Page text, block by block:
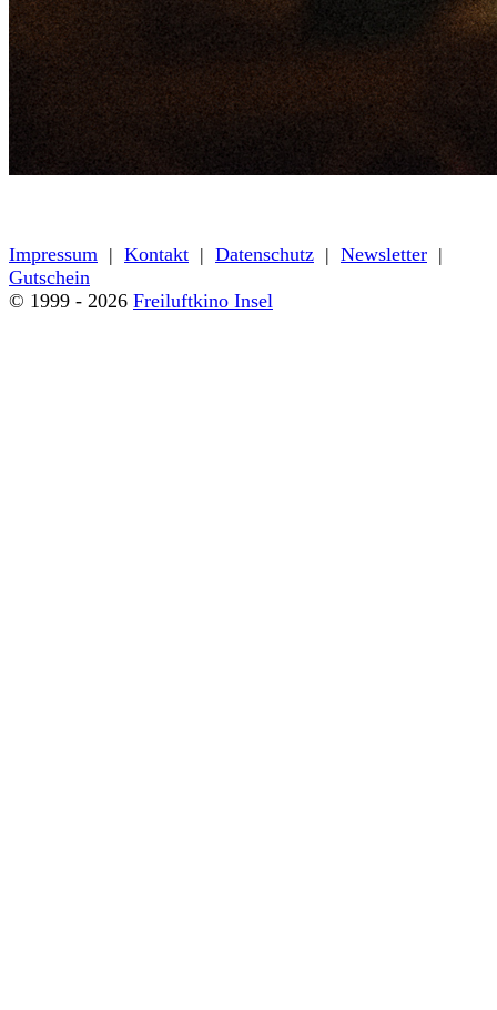
Impressum | Kontakt | Datenschutz | Newsletter |
Gutschein
© 1999 - 2026 Freiluftkino Insel